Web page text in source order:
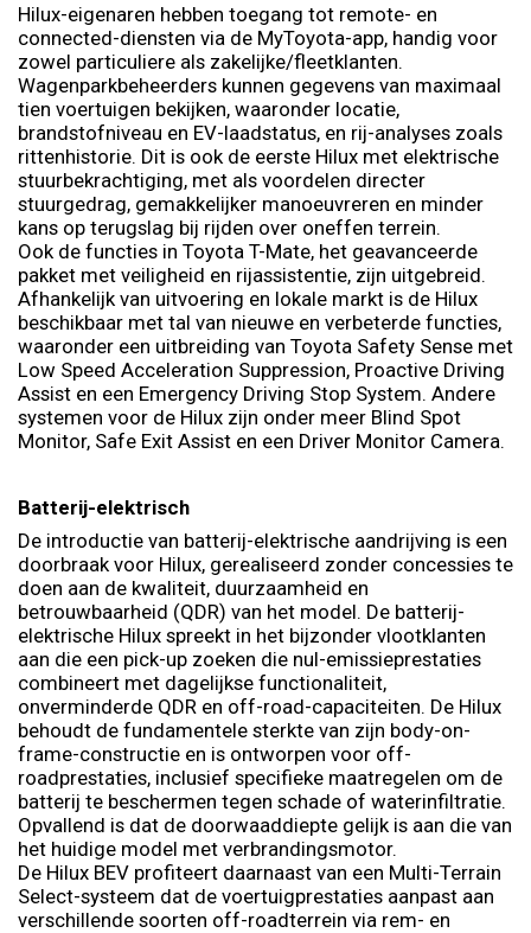
Hilux-eigenaren hebben toegang tot remote- en
connected-diensten via de MyToyota-app, handig voor
zowel particuliere als zakelijke/fleetklanten.
Wagenparkbeheerders kunnen gegevens van maximaal
tien voertuigen bekijken, waaronder locatie,
brandstofniveau en EV-laadstatus, en rij-analyses zoals
rittenhistorie. Dit is ook de eerste Hilux met elektrische
stuurbekrachtiging, met als voordelen directer
stuurgedrag, gemakkelijker manoeuvreren en minder
kans op terugslag bij rijden over oneffen terrein.
Ook de functies in Toyota T-Mate, het geavanceerde
pakket met veiligheid en rijassistentie, zijn uitgebreid.
Afhankelijk van uitvoering en lokale markt is de Hilux
beschikbaar met tal van nieuwe en verbeterde functies,
waaronder een uitbreiding van Toyota Safety Sense met
Low Speed Acceleration Suppression, Proactive Driving
Assist en een Emergency Driving Stop System. Andere
systemen voor de Hilux zijn onder meer Blind Spot
Monitor, Safe Exit Assist en een Driver Monitor Camera.
Batterij-elektrisch
De introductie van batterij-elektrische aandrijving is een
doorbraak voor Hilux, gerealiseerd zonder concessies te
doen aan de kwaliteit, duurzaamheid en
betrouwbaarheid (QDR) van het model. De batterij-
elektrische Hilux spreekt in het bijzonder vlootklanten
aan die een pick-up zoeken die nul-emissieprestaties
combineert met dagelijkse functionaliteit,
onverminderde QDR en off-road-capaciteiten. De Hilux
behoudt de fundamentele sterkte van zijn body-on-
frame-constructie en is ontworpen voor off-
roadprestaties, inclusief specifieke maatregelen om de
batterij te beschermen tegen schade of waterinfiltratie.
Opvallend is dat de doorwaaddiepte gelijk is aan die van
het huidige model met verbrandingsmotor.
De Hilux BEV profiteert daarnaast van een Multi-Terrain
Select-systeem dat de voertuigprestaties aanpast aan
verschillende soorten off-roadterrein via rem- en